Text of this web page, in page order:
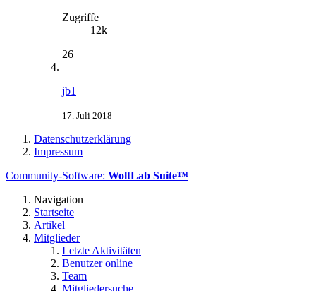
Zugriffe
12k
26
jb1
17. Juli 2018
Datenschutzerklärung
Impressum
Community-Software: WoltLab Suite™
Navigation
Startseite
Artikel
Mitglieder
Letzte Aktivitäten
Benutzer online
Team
Mitgliedersuche